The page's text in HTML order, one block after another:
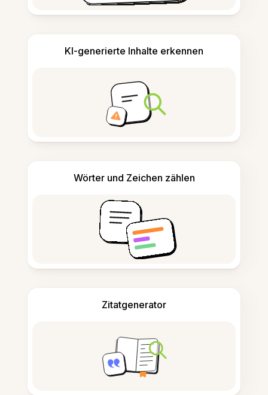
KI-generierte Inhalte erkennen
Wörter und Zeichen zählen
Zitatgenerator